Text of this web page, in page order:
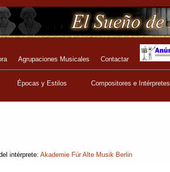
Agrupaciones Musicales Contactar
Épocas y Estilos Compositores e Intérpretes
intérprete: Akademie Fúr Alte Musik Berlin